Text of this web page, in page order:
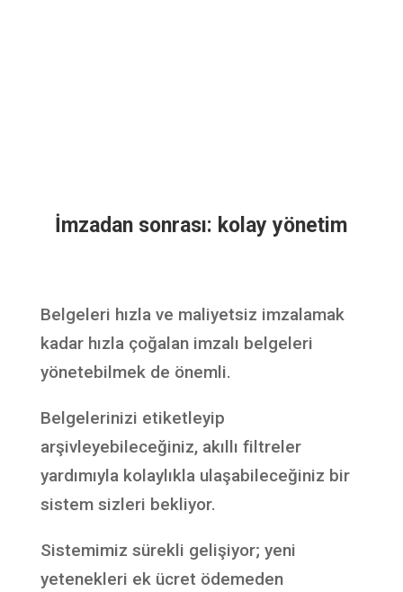
İmzadan sonrası: kolay yönetim
Belgeleri hızla ve maliyetsiz imzalamak
kadar hızla çoğalan imzalı belgeleri
yönetebilmek de önemli.
Belgelerinizi etiketleyip
arşivleyebileceğiniz, akıllı filtreler
yardımıyla kolaylıkla ulaşabileceğiniz bir
sistem sizleri bekliyor.
Sistemimiz sürekli gelişiyor; yeni
yetenekleri ek ücret ödemeden